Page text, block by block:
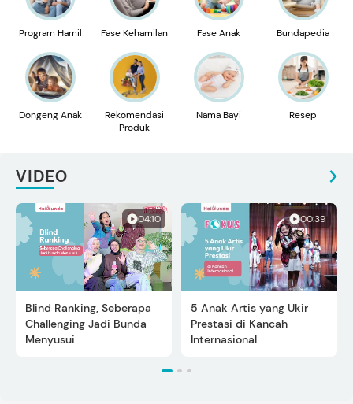
Program Hamil Fase Kehamilan Fase Anak Bundapedia
Dongeng Anak
Rekomendasi
Produk
Nama Bayi Resep
VIDEO
04:10
Blind Ranking, Seberapa
Challenging Jadi Bunda
Menyusui
00:39
5 Anak Artis yang Ukir
Prestasi di Kancah
Internasional